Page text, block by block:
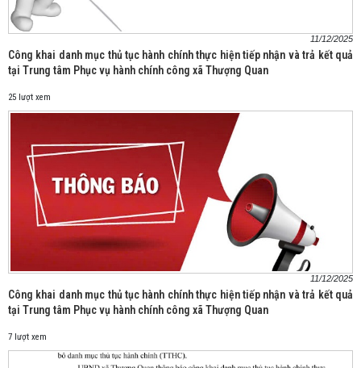
11/12/2025
Công khai danh mục thủ tục hành chính thực hiện tiếp nhận và trả kết quả
tại Trung tâm Phục vụ hành chính công xã Thượng Quan
25 lượt xem
11/12/2025
Công khai danh mục thủ tục hành chính thực hiện tiếp nhận và trả kết quả
tại Trung tâm Phục vụ hành chính công xã Thượng Quan
7 lượt xem